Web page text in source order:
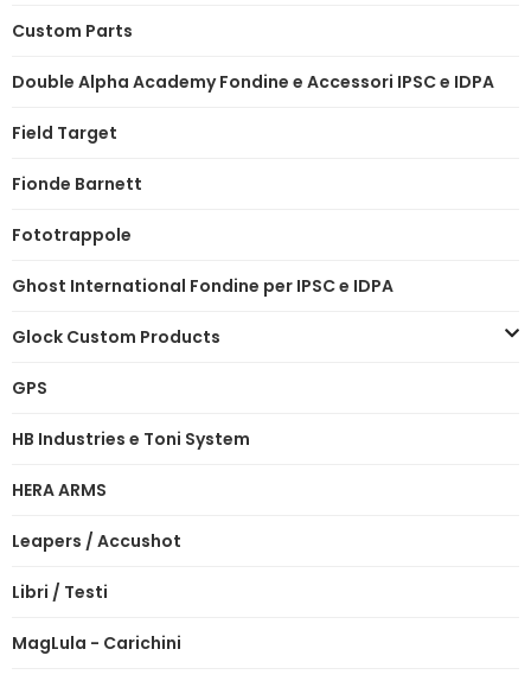
Custom Parts
Double Alpha Academy Fondine e Accessori IPSC e IDPA
Field Target
Fionde Barnett
Fototrappole
Ghost International Fondine per IPSC e IDPA
Glock Custom Products
GPS
HB Industries e Toni System
HERA ARMS
Leapers / Accushot
Libri / Testi
MagLula - Carichini